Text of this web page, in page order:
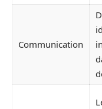
Communication